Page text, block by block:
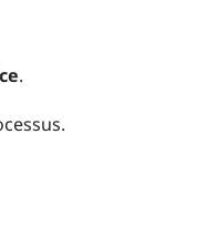
.